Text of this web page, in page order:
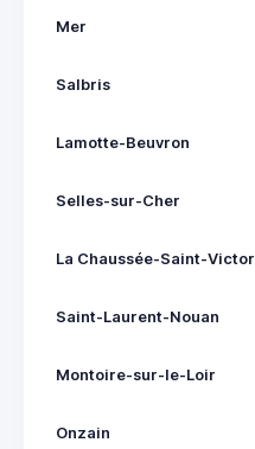
Mer
Salbris
Lamotte-Beuvron
Selles-sur-Cher
La Chaussée-Saint-Victor
Saint-Laurent-Nouan
Montoire-sur-le-Loir
Onzain